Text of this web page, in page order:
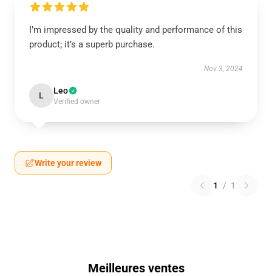
I’m impressed by the quality and performance of this
product; it’s a superb purchase.
Nov 3, 2024
L Leo
Verified owner
Write your review
1 / 1
Meilleures ventes